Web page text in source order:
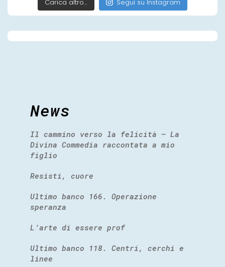
Carica altro… Segui su Instagram
News
Il cammino verso la felicità – La
Divina Commedia raccontata a mio
figlio
Resisti, cuore
Ultimo banco 166. Operazione
speranza
L’arte di essere prof
Ultimo banco 118. Centri, cerchi e
linee